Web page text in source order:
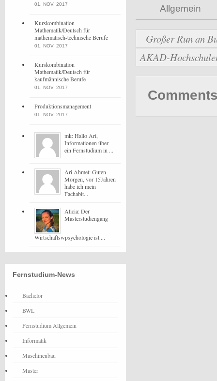
Allgemein
Großer Run an
AKAD-
01. NOV, 2017
Kurskombination
Mathematik/Deutsch für
mathematisch-technische Berufe
01. NOV, 2017
Kurskombination
Mathematik/Deutsch für
kaufmännische Berufe
01. NOV, 2017
Produktionsmanagement
01. NOV, 2017
mk: Hallo Ari,
Informationen über
ein Fernstudium in ...
Ari Ahmet: Guten
Morgen, vor 15Jahren
habe ich mein
Fachabit...
Alicia: Der
Masterstudiengang
Wirtschaftswpsychologie ist ...
Fernstudium-News
Bachelor
BWL
Fernstudium Allgemein
Informatik
Maschinenbau
Master